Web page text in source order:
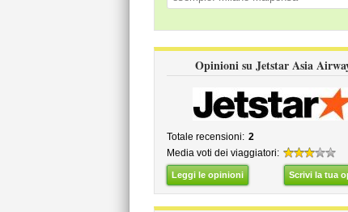
Opinioni su Jetstar Asia
Totale recensioni: 2
Media voti dei viaggiatori:
Leggi le opinioni Scrivi la tua